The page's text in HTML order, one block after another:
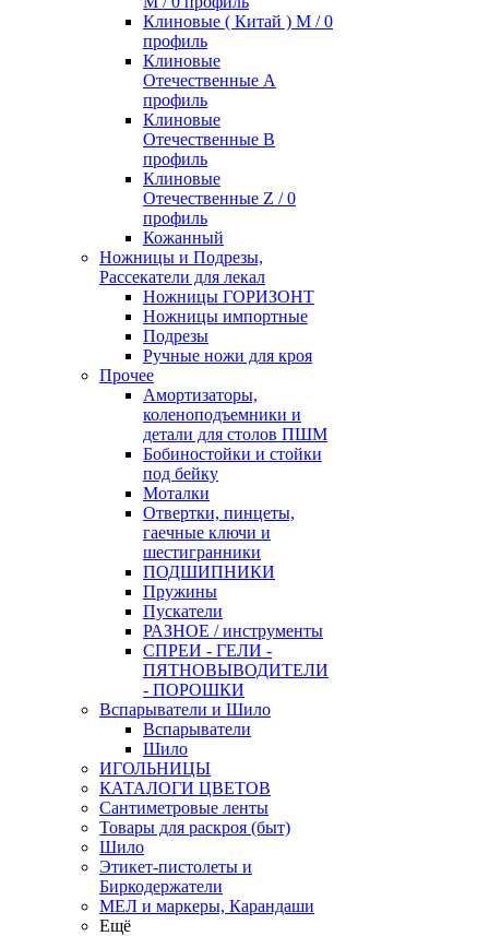
Клиновые ( Китай ) М / 0
профиль
Клиновые
Отечественные А
профиль
Клиновые
Отечественные В
профиль
Клиновые
Отечественные Z / 0
профиль
Кожанный
Ножницы и Подрезы,
Рассекатели для лекал
Ножницы ГОРИЗОНТ
Ножницы импортные
Подрезы
Ручные ножи для кроя
Прочее
Амортизаторы,
коленоподъемники и
детали для столов ПШМ
Бобиностойки и стойки
под бейку
Моталки
Отвертки, пинцеты,
гаечные ключи и
шестигранники
ПОДШИПНИКИ
Пружины
Пускатели
РАЗНОЕ / инструменты
СПРЕИ - ГЕЛИ -
ПЯТНОВЫВОДИТЕЛИ
- ПОРОШКИ
Вспарыватели и Шило
Вспарыватели
Шило
ИГОЛЬНИЦЫ
КАТАЛОГИ ЦВЕТОВ
Сантиметровые ленты
Товары для раскроя (быт)
Шило
Этикет-пистолеты и
Биркодержатели
МЕЛ и маркеры, Карандаши
Ещё